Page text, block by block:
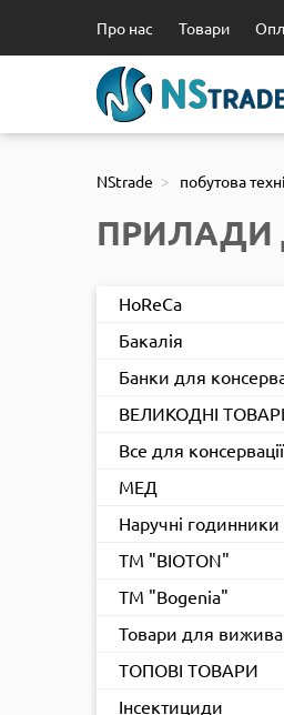
Про нас Товари
NStrade побутова
ПРИЛАДИ
HoReCa
Бакалія
Банки для
ВЕЛИКОДНІ
Все для консервації
МЕД
Наручні годинники
ТМ "BIOTON"
ТМ "Bogenia"
Товари для
ТОПОВІ ТОВАРИ
Інсектициди